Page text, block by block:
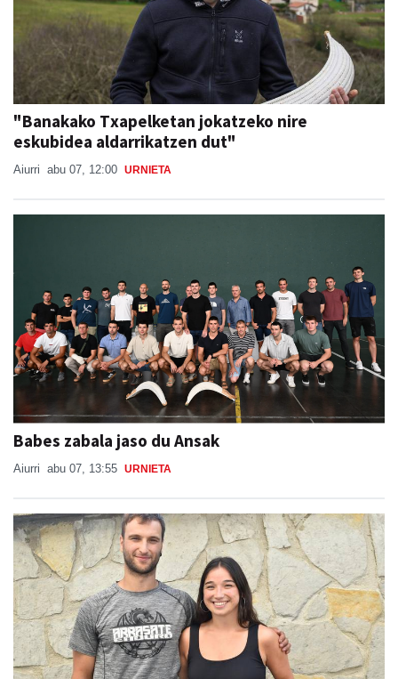
"Banakako Txapelketan jokatzeko nire
eskubidea aldarrikatzen dut"
Aiurri abu 07, 12:00 URNIETA
Babes zabala jaso du Ansak
Aiurri abu 07, 13:55 URNIETA